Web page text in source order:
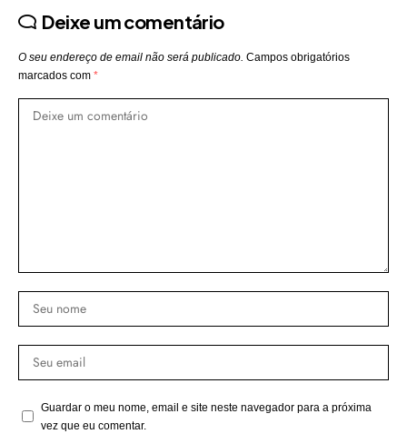
Deixe um comentário
O seu endereço de email não será publicado. Campos obrigatórios
marcados com *
Guardar o meu nome, email e site neste navegador para a próxima
vez que eu comentar.